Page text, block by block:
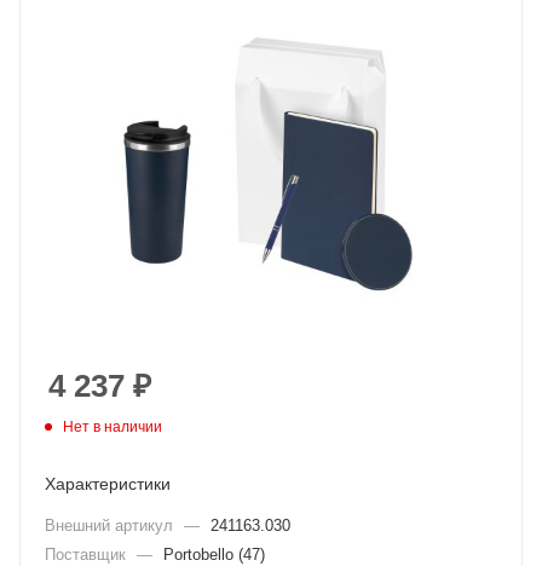
4 237 ₽
Нет в наличии
Характеристики
Внешний артикул —
241163.030
Поставщик —
Portobello (47)